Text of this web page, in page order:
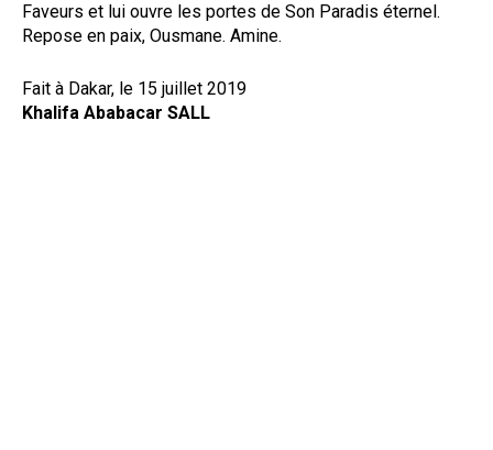
Faveurs et lui ouvre les portes de Son Paradis éternel.
Repose en paix, Ousmane. Amine.
Fait à Dakar, le 15 juillet 2019
Khalifa Ababacar SALL